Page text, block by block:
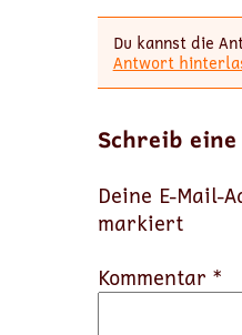
Du kannst die
Antwort
Schreib
Deine E-Mail-
markiert
Kommentar *